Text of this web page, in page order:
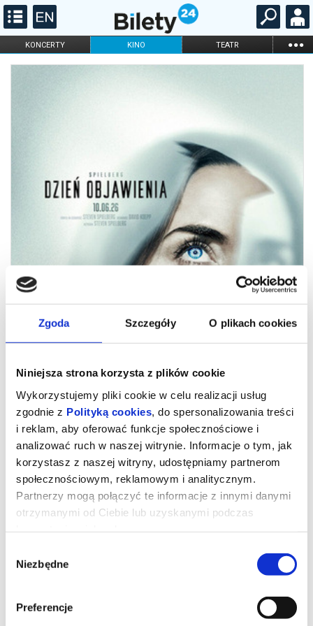
Zgoda Szczegóły O plikach cookies
Niniejsza strona korzysta z plików cookie
Wykorzystujemy pliki cookie w celu realizacji usług
zgodnie z Polityką cookies , do spersonalizowania treści
i reklam, aby oferować funkcje społecznościowe i
analizować ruch w naszej witrynie. Informacje o tym, jak
korzystasz z naszej witryny, udostępniamy partnerom
społecznościowym, reklamowym i analitycznym.
Partnerzy mogą połączyć te informacje z innymi danymi
otrzymanymi od Ciebie lub uzyskanymi podczas
zgody
Niezbędne
Preferencje
KONCERTY KINO TEATR ...
FILHARMONIA OPERA I BALET
Dzień objawienia
Gdybyś dowiedział się, że nie jesteśmy sami, gdyby ktoś ci to
pokazał i udowodnił, bałbyś się? Prezenterka pogody (Emily Blunt)
języku. Zaczynają się spekulacje o kontakcie z istotami
pozaziemskimi.
Analityk ds. cyberbezpieczeństwa Daniel (Josh O'Connor)